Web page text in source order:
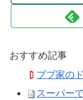
おすすめ記事
ブブ家の
スーパー